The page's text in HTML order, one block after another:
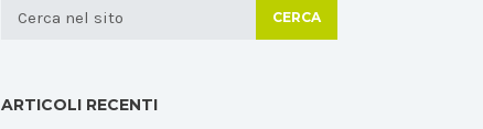
CERCA
ARTICOLI RECENTI